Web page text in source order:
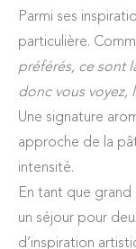
Parmi ses
particulière.
préférés, ce sont
donc vous voyez,
Une signature
approche de la
intensité.
En tant que
un séjour pour
d’inspiration